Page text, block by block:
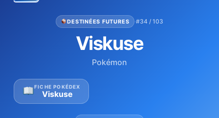
DESTINÉES FUTURES ·#34 / 103
Viskuse
Pokémon
FICHE POKÉDEX
Viskuse